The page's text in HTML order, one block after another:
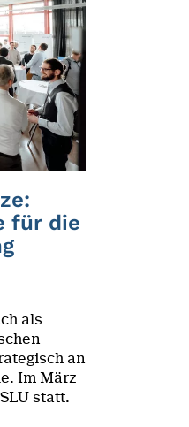
für die
als
an
Im März
statt.